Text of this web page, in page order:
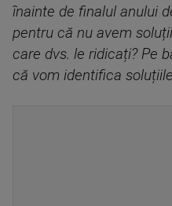
înainte de finalul anului
pentru că nu avem
care dvs. le ridicați? Pe
că vom identifica soluțiile